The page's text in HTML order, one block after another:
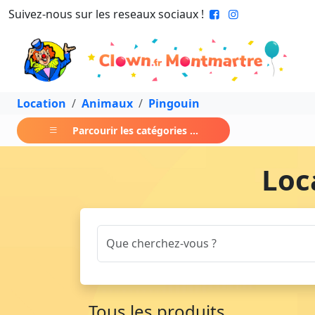
Suivez-nous sur les reseaux sociaux !
Location Animaux Pingouin
Parcourir les catégories ...